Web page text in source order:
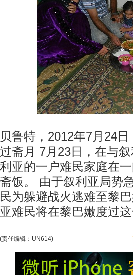
贝鲁特，2012年7月24
过斋月 7月23日，在与
利亚的一户难民家庭在
斋饭。 由于叙利亚局势
民为躲避战火逃难至黎
亚难民将在黎巴嫩度过
(责任编辑：UN614)